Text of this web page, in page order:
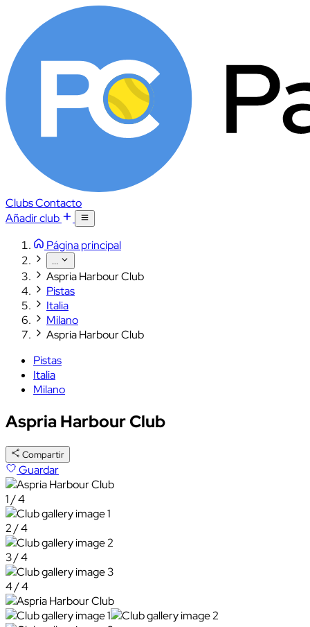
ClubsContacto
Añadir club
Página principal
...
Aspria Harbour Club
Pistas
Italia
Milano
Aspria Harbour Club
Pistas
Italia
Milano
Aspria Harbour Club
Compartir
Guardar
1 / 4
2 / 4
3 / 4
4 / 4